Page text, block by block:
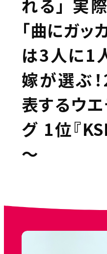
れる」 実
「曲にガッ
は3人に1
嫁が選ぶ
表するウ
グ 1位『
～